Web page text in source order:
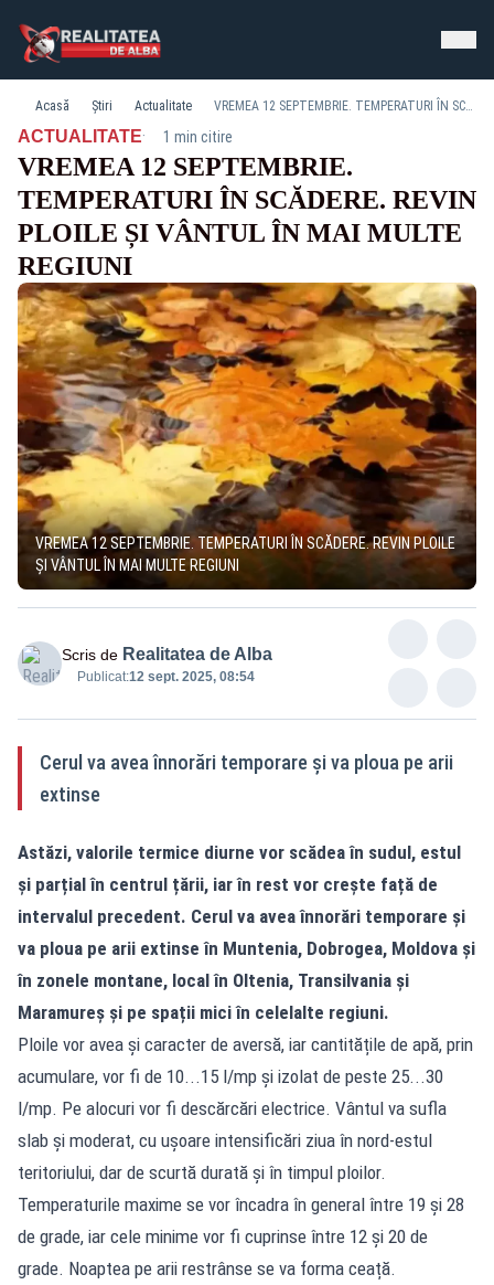
Acasă Știri Actualitate VREMEA 12 SEPTEMBRIE. TEMPERATURI ÎN SCĂDERE. REVIN PLOILE ȘI VÂNTUL ÎN MAI MULTE REGIUNI
ACTUALITATE· 1 min citire
VREMEA 12 SEPTEMBRIE.
TEMPERATURI ÎN SCĂDERE. REVIN
PLOILE ȘI VÂNTUL ÎN MAI MULTE
REGIUNI
VREMEA 12 SEPTEMBRIE. TEMPERATURI ÎN SCĂDERE. REVIN PLOILE
ȘI VÂNTUL ÎN MAI MULTE REGIUNI
Scris de Realitatea de Alba
Publicat:12 sept. 2025, 08:54
Cerul va avea înnorări temporare și va ploua pe arii
extinse
Astăzi, valorile termice diurne vor scădea în sudul, estul
și parțial în centrul țării, iar în rest vor crește față de
intervalul precedent. Cerul va avea înnorări temporare și
va ploua pe arii extinse în Muntenia, Dobrogea, Moldova și
în zonele montane, local în Oltenia, Transilvania și
Maramureș și pe spații mici în celelalte regiuni.
Ploile vor avea și caracter de aversă, iar cantitățile de apă, prin
acumulare, vor fi de 10...15 l/mp și izolat de peste 25...30
l/mp. Pe alocuri vor fi descărcări electrice. Vântul va sufla
slab și moderat, cu ușoare intensificări ziua în nord-estul
teritoriului, dar de scurtă durată și în timpul ploilor.
Temperaturile maxime se vor încadra în general între 19 și 28
de grade, iar cele minime vor fi cuprinse între 12 și 20 de
grade. Noaptea pe arii restrânse se va forma ceață.